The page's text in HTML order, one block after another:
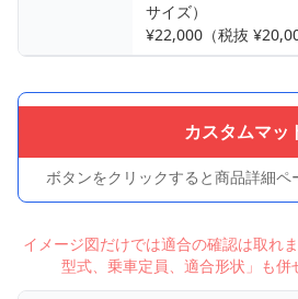
サイズ）
¥22,000（税抜
カスタムマッ
ボタンをクリックすると商品詳細ペ
イメージ図だけでは適合の確認は取れ
型式、乗車定員、適合形状」も併